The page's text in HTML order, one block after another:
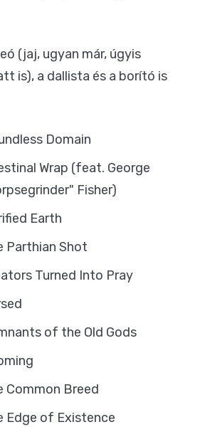
(jaj, ugyan már, úgyis
is), a dallista és a borító is
Domain
Wrap (feat. George
Fisher)
Earth
Parthian Shot
Turned Into Pray
of the Old Gods
Common Breed
Edge of Existence